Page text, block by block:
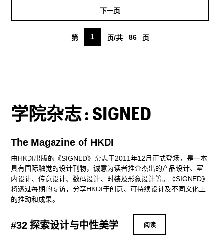
第 1 页/共 86 页
下一页
学院杂志 : SIGNED
The Magazine of HKDI
由HKDI出版的《SIGNED》杂志于2011年12月正式登场，是一本
具有国际触觉的设计刊物，诚意为读者推介杰出的产品设计、室
内设计、传意设计、数码设计、时装及形象设计等。《SIGNED》
将透过每期的专访，分享HKDI于创意、可持续设计及不同文化上
的推动和成果。
#32 探索设计与中性美学 阅读